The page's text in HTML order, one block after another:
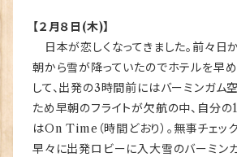
【２月８日(木)】
日本が恋しくなってきました。前々日
朝から雪が降っていたのでホテルを早め
して、出発の3時間前にはバーミンガム
ため早朝のフライトが欠航の中、自分の
はOn Time（時間どおり）。無事チェッ
早々に出発ロビーに入大雪のバーミン